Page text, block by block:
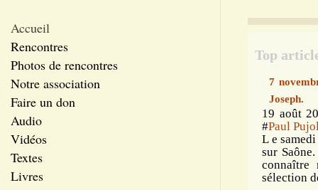
Accueil
Rencontres
Photos de rencontres
Notre association
Faire un don
Audio
Vidéos
Textes
Livres
Top
7
Joseph.
19 août
#Paul
L e
sur
connaître
sélection